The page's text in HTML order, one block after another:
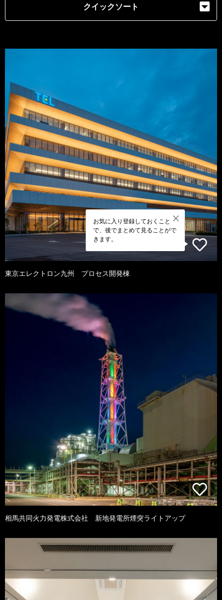
クイックソート
お気に入り登録しておくこと
で、後でまとめて見ることがで
きます。
東京エレクトロン九州 プロセス開発棟
相馬共同火力発電株式会社 新地発電所煙突ライトアップ